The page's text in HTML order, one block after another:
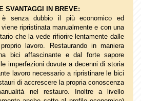
SVANTAGGI IN BREVE:
è senza dubbio il più economico ed
ripristinata manualmente e con una
che la vede rifiorire lentamente dalle
lavoro. Restaurando in maniera
bici affascinante e dal forte sapore
imperfezioni dovute a decenni di storia
lavoro necessario a ripristinare le bici
di accrescere la propria conoscenza
nel restauro. Inoltre a livello